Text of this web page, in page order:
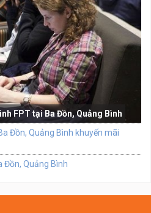
FPT tại Ba Đồn, Quảng Bình
Đồn, Quảng Bình khuyến mãi
Đồn, Quảng Bình